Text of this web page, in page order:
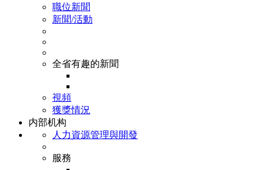
職位新聞
新聞/活動
全省有趣的新聞
視頻
獲獎情況
内部机构
人力資源管理與開發
服務